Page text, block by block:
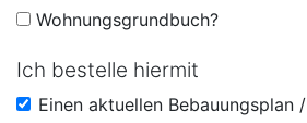
Wohnungsgrundbuch?
Ich bestelle hiermit
Einen aktuellen Bebauungsplan /